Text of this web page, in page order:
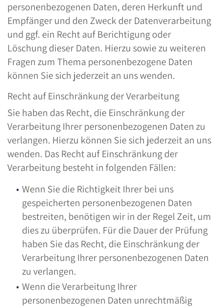
personenbezogenen Daten, deren Herkunft und
Empfänger und den Zweck der Datenverarbeitung
und ggf. ein Recht auf Berichtigung oder
Löschung dieser Daten. Hierzu sowie zu weiteren
Fragen zum Thema personenbezogene Daten
können Sie sich jederzeit an uns wenden.
Recht auf Einschränkung der Verarbeitung
Sie haben das Recht, die Einschränkung der
Verarbeitung Ihrer personenbezogenen Daten zu
verlangen. Hierzu können Sie sich jederzeit an uns
wenden. Das Recht auf Einschränkung der
Verarbeitung besteht in folgenden Fällen:
Wenn Sie die Richtigkeit Ihrer bei uns
gespeicherten personenbezogenen Daten
bestreiten, benötigen wir in der Regel Zeit, um
dies zu überprüfen. Für die Dauer der Prüfung
haben Sie das Recht, die Einschränkung der
Verarbeitung Ihrer personenbezogenen Daten
zu verlangen.
Wenn die Verarbeitung Ihrer
personenbezogenen Daten unrechtmäßig